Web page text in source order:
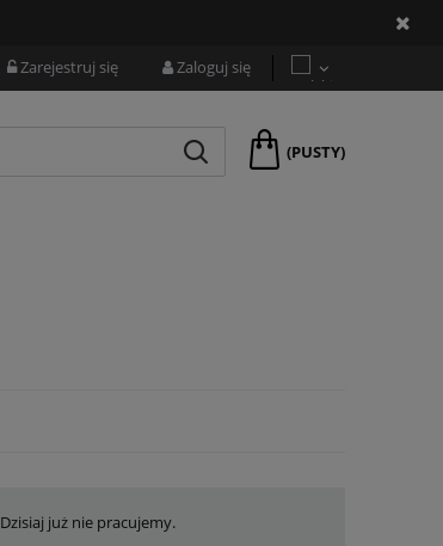
Zarejestruj się Zaloguj się
(PUSTY)
Dzisiaj już nie pracujemy.